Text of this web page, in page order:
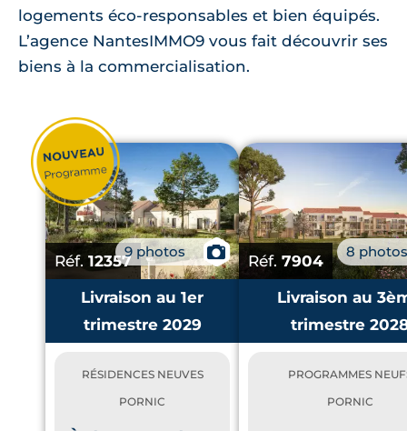
logements éco-responsables et bien équipés.
L’agence NantesIMMO9 vous fait découvrir ses
biens à la commercialisation.
Réf. 12357
9 photos 📷
Livraison au 1er
trimestre 2029
RÉSIDENCES NEUVES
PORNIC
Réf. 7904
8 photos
Livraison au
trimestre
PROGRAMMES
PORNIC